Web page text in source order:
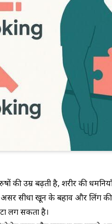
की उम्र बढ़ती है, शरीर की
सीधा खून के बहाव और लिंग
लग सकता है।